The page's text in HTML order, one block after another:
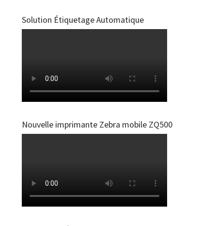
Solution Étiquetage Automatique
Nouvelle imprimante Zebra mobile ZQ500